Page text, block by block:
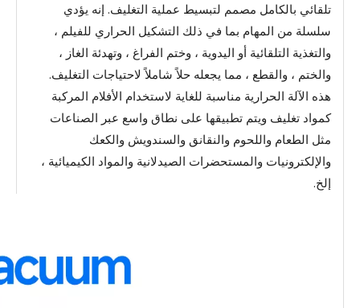
تلقائي بالكامل مصمم لتبسيط عملية التغليف. إنه يؤدي
سلسلة من المهام بما في ذلك التشكيل الحراري للفيلم ،
والتغذية التلقائية أو اليدوية ، وختم الفراغ ، وتهدئة الغاز ،
والختم ، والقطع ، مما يجعله حلاً شاملاً لاحتياجات التغليف.
هذه الآلة الحرارية مناسبة للغاية لاستخدام الأفلام المركبة
كمواد تغليف ويتم تطبيقها على نطاق واسع عبر الصناعات
مثل الطعام واللحوم والنقانق والسندويش والكعك
والإلكترونيات والمستحضرات الصيدلانية والمواد الكيميائية ،
إلخ.